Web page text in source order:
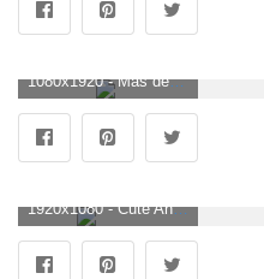
1080x1920 - Más de 80 fondos de pantalla de Anime Couple. Fondo para móvil de parejas.
1920x1080 - Cute Anime Couple Wallpaper (más de 70 imágenes). Wallpaper HD 1080p de parejas.